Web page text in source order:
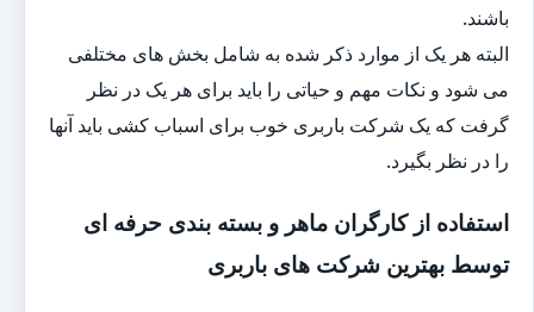
باشند.
البته هر یک از موارد ذکر شده به شامل بخش های مختلفی
می شود و نکات مهم و حیاتی را باید برای هر یک در نظر
گرفت که یک شرکت باربری خوب برای اسباب کشی باید آنها
را در نظر بگیرد.
استفاده از کارگران ماهر و بسته بندی حرفه ای
توسط بهترین شرکت های باربری